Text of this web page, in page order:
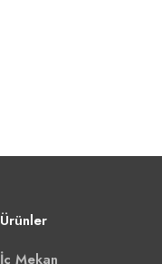
Ürünler
İç Mekan